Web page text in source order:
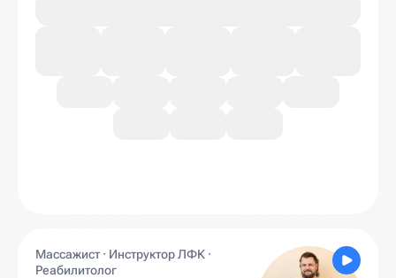
Массажист · Инструктор ЛФК ·
Реабилитолог